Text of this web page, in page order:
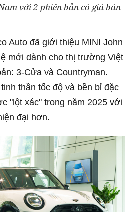
với 2 phiên bản có giá bán
Auto đã giới thiệu MINI John
mới dành cho thị trường Việt
3-Cửa và Countryman.
thần tốc độ và bền bỉ đặc
"lột xác" trong năm 2025 với
đại hơn.